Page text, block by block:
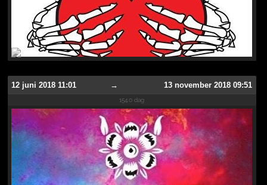
12 juni 2018 11:01 → 13 november 2018 09:51
154.0 dag